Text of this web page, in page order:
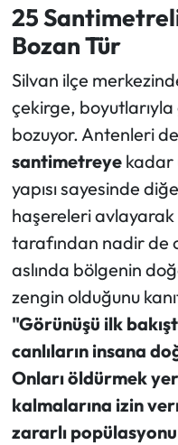
25
Bozan Tür
Silvan ilçe
çekirge,
bozuyor. Antenleri
santimetreyekadar
yapısı sayesinde
haşereleri avlayarak
tarafından nadir de
aslında bölgenin
zengin olduğunu
"Görünüşü ilk
canlıların insana
Onları öldürmek
kalmalarına izin
zararlı